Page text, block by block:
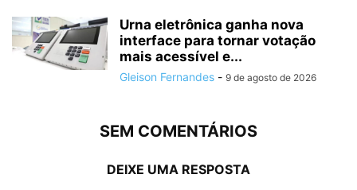
Urna eletrônica ganha nova
interface para tornar votação
mais acessível e...
Gleison Fernandes - 9 de agosto de 2026
SEM COMENTÁRIOS
DEIXE UMA RESPOSTA